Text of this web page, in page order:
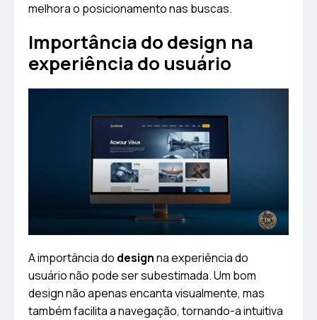
melhora o posicionamento nas buscas.
Importância do design na
experiência do usuário
A importância do designna experiência do
usuário não pode ser subestimada. Um bom
design não apenas encanta visualmente, mas
também facilita a navegação, tornando-a intuitiva